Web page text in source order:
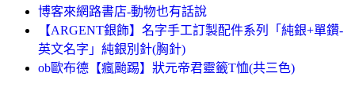
博客來網路書店-動物也有話說
【ARGENT銀飾】名字手工訂製配件系列「純銀+單鑽-
英文名字」純銀別針(胸針)
ob歐布德【瘋颱踢】狀元帝君靈籤T恤(共三色)